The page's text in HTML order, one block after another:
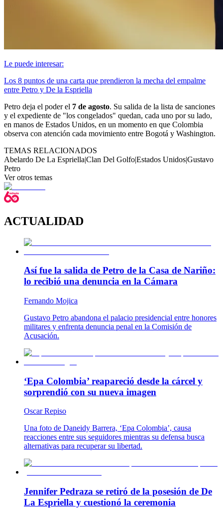
Le puede interesar:
Los 8 puntos de una carta que prendieron la mecha del empalme
entre Petro y De la Espriella
Petro deja el poder el 7 de agosto. Su salida de la lista de sanciones
y el expediente de "los congelados" quedan, cada uno por su lado,
en manos de Estados Unidos, en un momento en que Colombia
observa con atención cada movimiento entre Bogotá y Washington.
TEMAS RELACIONADOS
Abelardo De La Espriella|Clan Del Golfo|Estados Unidos|Gustavo
Petro
Ver otros temas
ACTUALIDAD
Así fue la salida de Petro de la Casa de Nariño:
lo recibió una denuncia en la Cámara
Fernando Mojica
Gustavo Petro abandona el palacio presidencial entre honores
militares y enfrenta denuncia penal en la Comisión de
Acusación.
‘Epa Colombia’ reapareció desde la cárcel y
sorprendió con su nueva imagen
Oscar Repiso
Una foto de Daneidy Barrera, ‘Epa Colombia’, causa
reacciones entre sus seguidores mientras su defensa busca
alternativas para recuperar su libertad.
Jennifer Pedraza se retiró de la posesión de De
La Espriella y cuestionó la ceremonia